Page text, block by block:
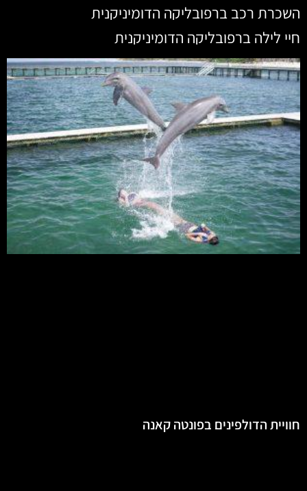
השכרת רכב ברפובליקה הדומיניקנית
חיי לילה ברפובליקה הדומיניקנית
חוויית הדולפינים בפונטה קאנה